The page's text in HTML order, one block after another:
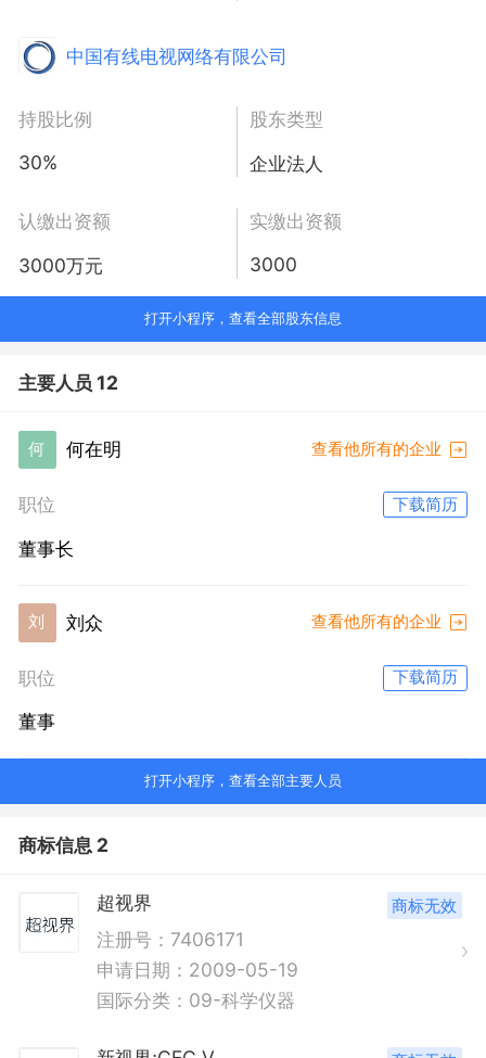
中国有线电视网络有限公司
持股比例
30%
股东类型
企业法人
认缴出资额
3000万元
实缴出资额
3000
打开小程序，查看全部股东信息
主要人员 12
何 何在明 查看他所有的企业
职位 下载简历
董事长
刘 刘众 查看他所有的企业
职位 下载简历
董事
打开小程序，查看全部主要人员
商标信息 2
超视界 商标无效
注册号：7406171
申请日期：2009-05-19
国际分类：09-科学仪器